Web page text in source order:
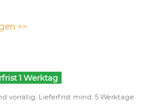
>>
1 Werktag
vorrätig: Lieferfrist mind. 5 Werktage